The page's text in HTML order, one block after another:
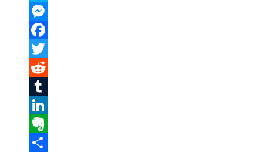
Skype
Messenger
Facebook
Twitter
Reddit
Tumblr
LinkedIn
Evernote